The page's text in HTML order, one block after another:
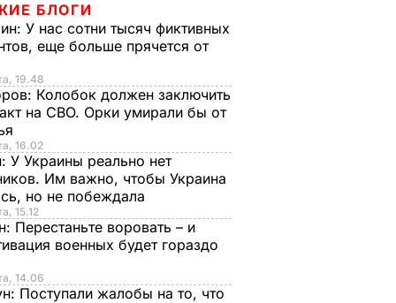
БЛОГИ
У нас сотни тысяч фиктивных
еще больше прячется от
19.48
Колобок должен заключить
на СВО. Орки умирали бы от
16.02
У Украины реально нет
Им важно, чтобы Украина
но не побеждала
15.12
Перестаньте воровать – и
военных будет гораздо
14.06
Поступали жалобы на то, что